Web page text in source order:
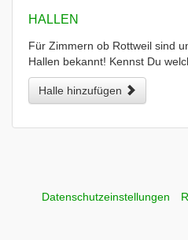
HALLEN
Für Zimmern ob Rottweil sind
Hallen bekannt! Kennst Du
Halle hinzufügen
Datenschutzeinstellungen